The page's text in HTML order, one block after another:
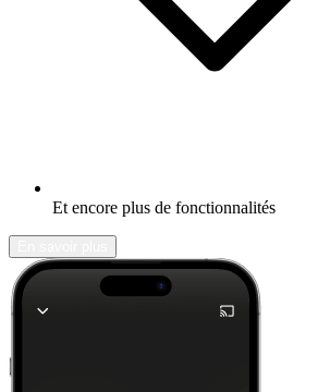
Et encore plus de fonctionnalités